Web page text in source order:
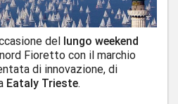
del lungo weekend
Fioretto con il marchio
di innovazione, di
Eataly Trieste.